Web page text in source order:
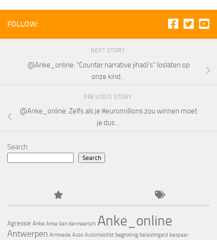
FOLLOW:
NEXT STORY
@Anke_online: “Counter narrative jihadi’s” loslaten op
onze kind…
PREVIOUS STORY
@Anke_online: Zelfs als je #euromillions zou winnen moet
je dus…
Search
Search
Agressie Anke Anke Van dermeersch Anke_online
Antwerpen Armoede Auto Automobilist begroting belastingeld bespaar